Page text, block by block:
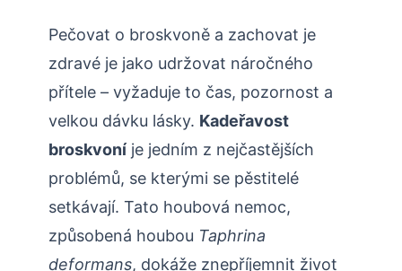
Pečovat o broskvoně a zachovat ⁣je
zdravé je jako ‍udržovat náročného
přítele – vyžaduje to čas, pozornost a
velkou dávku lásky. Kadeřavost
broskvoní je jedním z nejčastějších
problémů, ‌se kterými se pěstitelé
setkávají. Tato houbová nemoc,
způsobená houbou Taphrina
deformans, dokáže znepříjemnit život